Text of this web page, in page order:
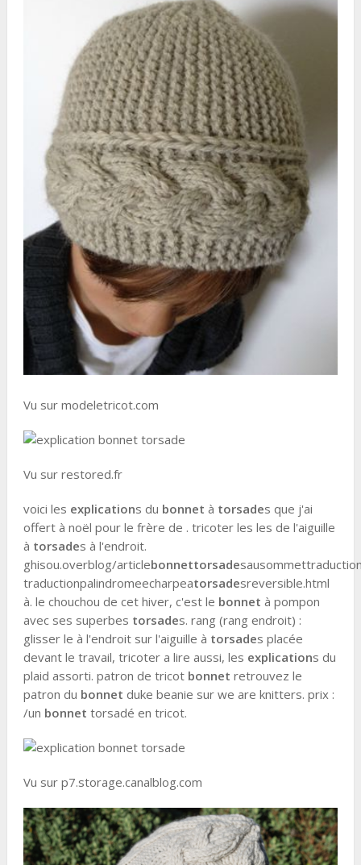
Vu sur modeletricot.com
Vu sur restored.fr
voici les explications du bonnet à torsades que j'ai
offert à noël pour le frère de . tricoter les les de l'aiguille
à torsades à l'endroit.
ghisou.overblog/articlebonnettorsade
traductionpalindromeecharpeatorsadesreversible.html
à. le chouchou de cet hiver, c'est le bonnet à pompon
avec ses superbes torsades. rang (rang endroit) :
glisser le à l'endroit sur l'aiguille à torsades placée
devant le travail, tricoter a lire aussi, les explications du
plaid assorti. patron de tricot bonnet retrouvez le
patron du bonnet duke beanie sur we are knitters. prix :
/un bonnet torsadé en tricot.
Vu sur p7.storage.canalblog.com